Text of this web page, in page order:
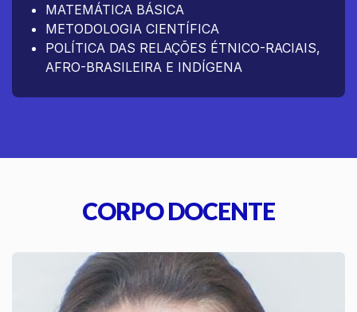
MATEMÁTICA BÁSICA
METODOLOGIA CIENTÍFICA
POLÍTICA DAS RELAÇÕES ÉTNICO-RACIAIS,
AFRO-BRASILEIRA E INDÍGENA
CORPO DOCENTE